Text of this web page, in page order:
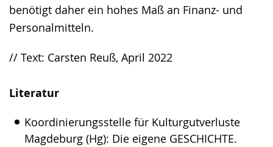
benötigt daher ein hohes Maß an Finanz- und
Personalmitteln.
// Text: Carsten Reuß, April 2022
Literatur
Koordinierungsstelle für Kulturgutverluste
Magdeburg (Hg): Die eigene GESCHICHTE.